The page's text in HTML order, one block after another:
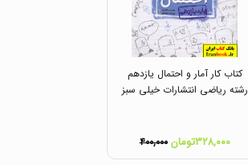
کتاب کار آمار و احتمال یازدهم
رشته ریاضی انتشارات خیلی سبز
۳۲۸,۰۰۰تومان ۴۰۰,۰۰۰